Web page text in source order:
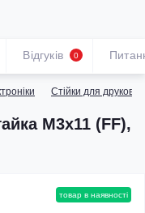
Стійки для
М3х11 (FF),
Відгуків 0
товар в наявності